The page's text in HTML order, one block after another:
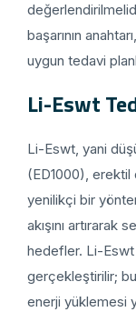
başarının
uygun tedavi
Li-Eswt
Li-Eswt, yani
(ED1000), erektil
yenilikçi bir
akışını
hedefler. Li-Eswt
gerçekleştirilir;
enerji yüklemesi